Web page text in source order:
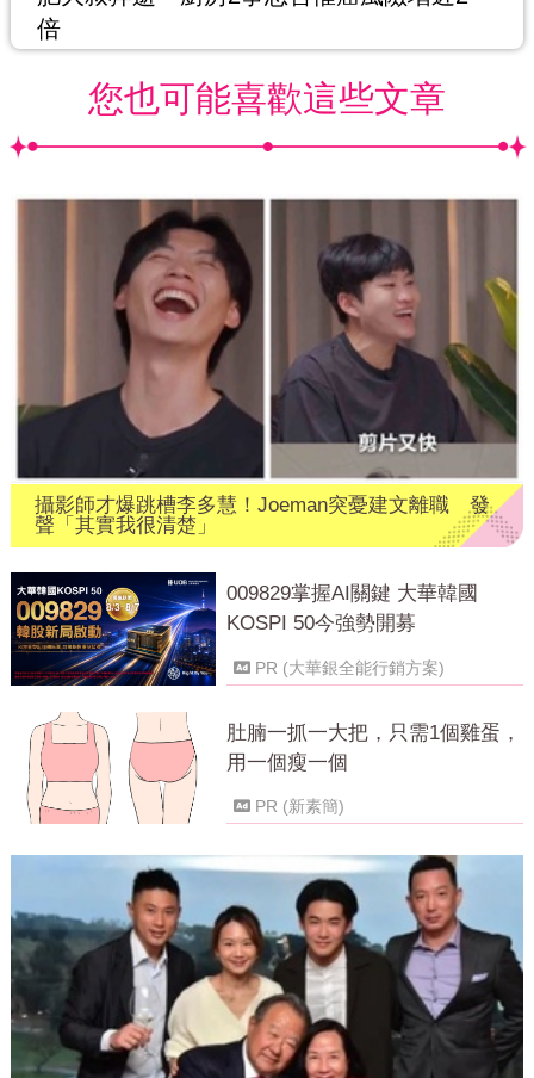
倍
您也可能喜歡這些文章
攝影師才爆跳槽李多慧！Joeman突憂建文離職 發
聲「其實我很清楚」
009829掌握AI關鍵 大華韓國
KOSPI 50今強勢開募
PR (大華銀全能行銷方案)
肚腩一抓一大把，只需1個雞蛋，
用一個瘦一個
PR (新素簡)